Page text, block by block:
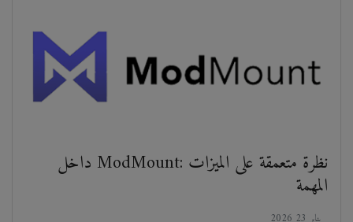
داخل ModMount: نظرة متعمقة على الميزات
المهمة